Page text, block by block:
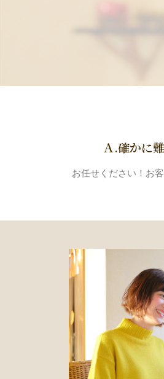
Ａ.確かに
お任せください！お